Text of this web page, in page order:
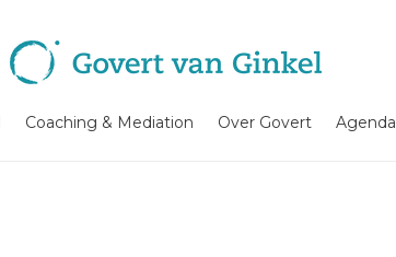
Coaching & Mediation Over Govert Agenda